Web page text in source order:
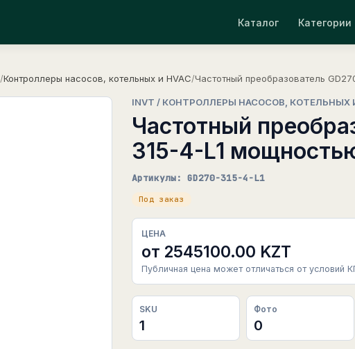
Каталог Категории
/Контроллеры насосов, котельных и HVAC/Частотный преобразователь
INVT / КОНТРОЛЛЕРЫ НАСОСОВ, КОТЕЛЬНЫХ И
Частотный
315-4-L1
Артикулы: GD270-315-4-L1
Под заказ
ЦЕНА
от 2545100.00 KZT
Публичная цена может отличаться от условий
SKU
1
Фото
0